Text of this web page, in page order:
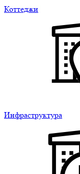
Коттеджи
Инфраструктура